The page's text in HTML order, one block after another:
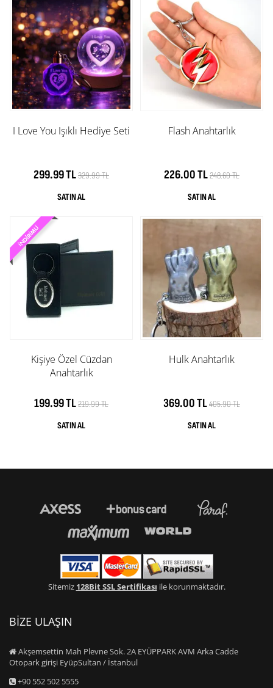
I Love You Işıklı Hediye Seti
299.99 TL329.99 TL
Flash Anahtarlık
226.00 TL248.60 TL
Kişiye Özel Cüzdan
Anahtarlık
199.99 TL219.99 TL
Hulk Anahtarlık
369.00 TL405.90 TL
Sitemiz 128Bit SSL Sertifikası ile korunmaktadır.
BİZE ULAŞIN
Akşemsettin Mah Plevne Sok. 2A EYÜPPARK AVM Arka Cadde
Otopark girişi EyüpSultan / İstanbul
+90 552 502 5555